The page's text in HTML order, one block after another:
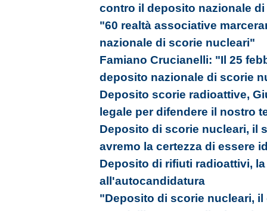
contro il deposito nazionale
"60 realtà associative
nazionale di scorie nucleari"
Famiano Crucianelli: "Il 25
deposito nazionale di scorie
Deposito scorie radioattive,
legale per difendere il nostro
Deposito di scorie nucleari, il
avremo la certezza di essere
Deposito di rifiuti radioattivi,
all'autocandidatura
"Deposito di scorie nucleari,